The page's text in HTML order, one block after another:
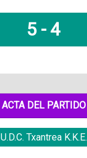
5 -4
ACTA DEL PARTIDO
U.D.C. Txantrea K.K.E.